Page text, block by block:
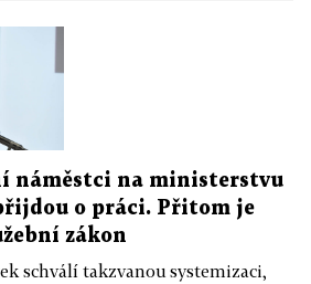
náměstci na ministerstvu
o práci. Přitom je
zákon
schválí takzvanou systemizaci,